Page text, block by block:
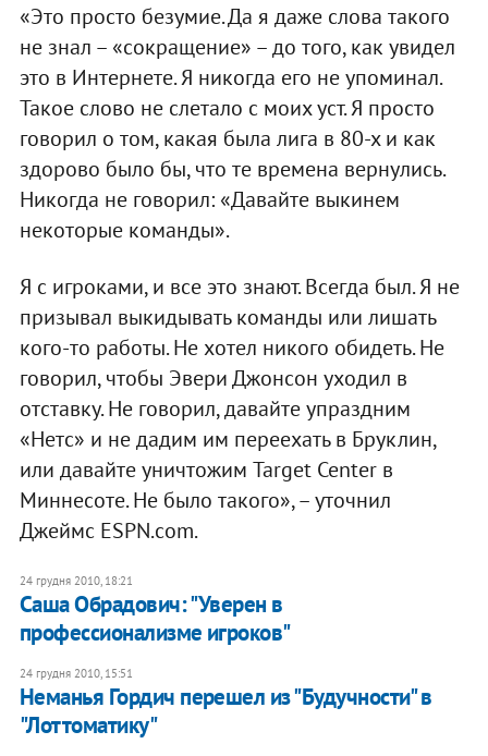
«Это просто безумие. Да я даже слова такого
не знал – «сокращение» – до того, как увидел
это в Интернете. Я никогда его не упоминал.
Такое слово не слетало с моих уст. Я просто
говорил о том, какая была лига в 80-х и как
здорово было бы, что те времена вернулись.
Никогда не говорил: «Давайте выкинем
некоторые команды».
Я с игроками, и все это знают. Всегда был. Я не
призывал выкидывать команды или лишать
кого-то работы. Не хотел никого обидеть. Не
говорил, чтобы Эвери Джонсон уходил в
отставку. Не говорил, давайте упраздним
«Нетс» и не дадим им переехать в Бруклин,
или давайте уничтожим Target Center в
Миннесоте. Не было такого», – уточнил
Джеймс ESPN.com.
24 грудня 2010, 18:21
Саша Обрадович: "Уверен в
профессионализме игроков"
24 грудня 2010, 15:51
Неманья Гордич перешел из "Будучности" в
"Лоттоматику"